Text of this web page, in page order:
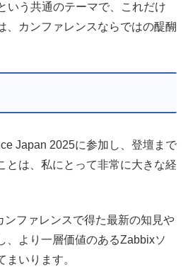
いう共通のテーマで、これだけ
、カンファレンスならではの醍醐
Japan 2025に参加し、登壇まで
とは、私にとって非常に大きな経
ンファレンスで得た最新の知見や
、より一層価値のあるZabbixソ
まいります。